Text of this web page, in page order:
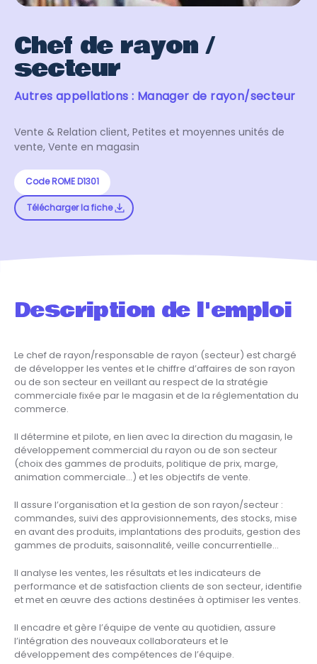
Chef de rayon /
secteur
Autres appellations : Manager de rayon/secteur
Vente & Relation client, Petites et moyennes unités de
vente, Vente en magasin
Code ROME D1301
Télécharger la fiche
Description de l'emploi
Le chef de rayon/responsable de rayon (secteur) est chargé
de développer les ventes et le chiffre d’affaires de son rayon
ou de son secteur en veillant au respect de la stratégie
commerciale fixée par le magasin et de la réglementation du
commerce.
Il détermine et pilote, en lien avec la direction du magasin, le
développement commercial du rayon ou de son secteur
(choix des gammes de produits, politique de prix, marge,
animation commerciale…) et les objectifs de vente.
Il assure l’organisation et la gestion de son rayon/secteur :
commandes, suivi des approvisionnements, des stocks, mise
en avant des produits, implantations des produits, gestion des
gammes de produits, saisonnalité, veille concurrentielle…
Il analyse les ventes, les résultats et les indicateurs de
performance et de satisfaction clients de son secteur, identifie
et met en œuvre des actions destinées à optimiser les ventes.
Il encadre et gère l’équipe de vente au quotidien, assure
l’intégration des nouveaux collaborateurs et le
développement des compétences de l’équipe.